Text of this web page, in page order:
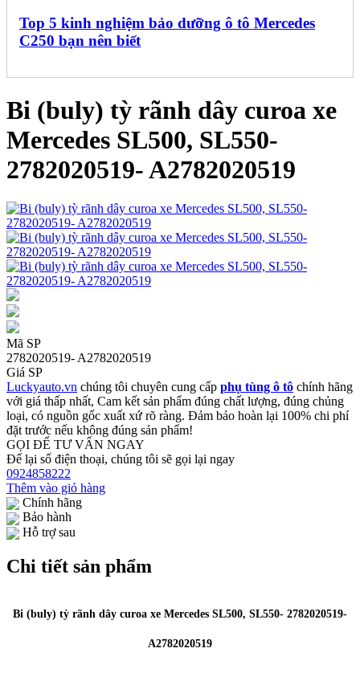
Top 5 kinh nghiệm bảo dưỡng ô tô Mercedes
C250 bạn nên biết
Bi (buly) tỳ rãnh dây curoa xe
Mercedes SL500, SL550-
2782020519- A2782020519
Mã SP
2782020519- A2782020519
Giá SP
Luckyauto.vn chúng tôi chuyên cung cấp phụ tùng ô tô chính hãng
với giá thấp nhất, Cam kết sản phẩm đúng chất lượng, đúng chủng
loại, có nguồn gốc xuất xứ rõ ràng. Đảm bảo hoàn lại 100% chi phí
đặt trước nếu không đúng sản phẩm!
GỌI ĐỂ TƯ VẤN NGAY
Để lại số điện thoại, chúng tôi sẽ gọi lại ngay
0924858222
Thêm vào giỏ hàng
Chính hãng
Bảo hành
Hỗ trợ sau
Chi tiết sản phẩm
Bi (buly) tỳ rãnh dây curoa xe Mercedes SL500, SL550- 2782020519-
A2782020519